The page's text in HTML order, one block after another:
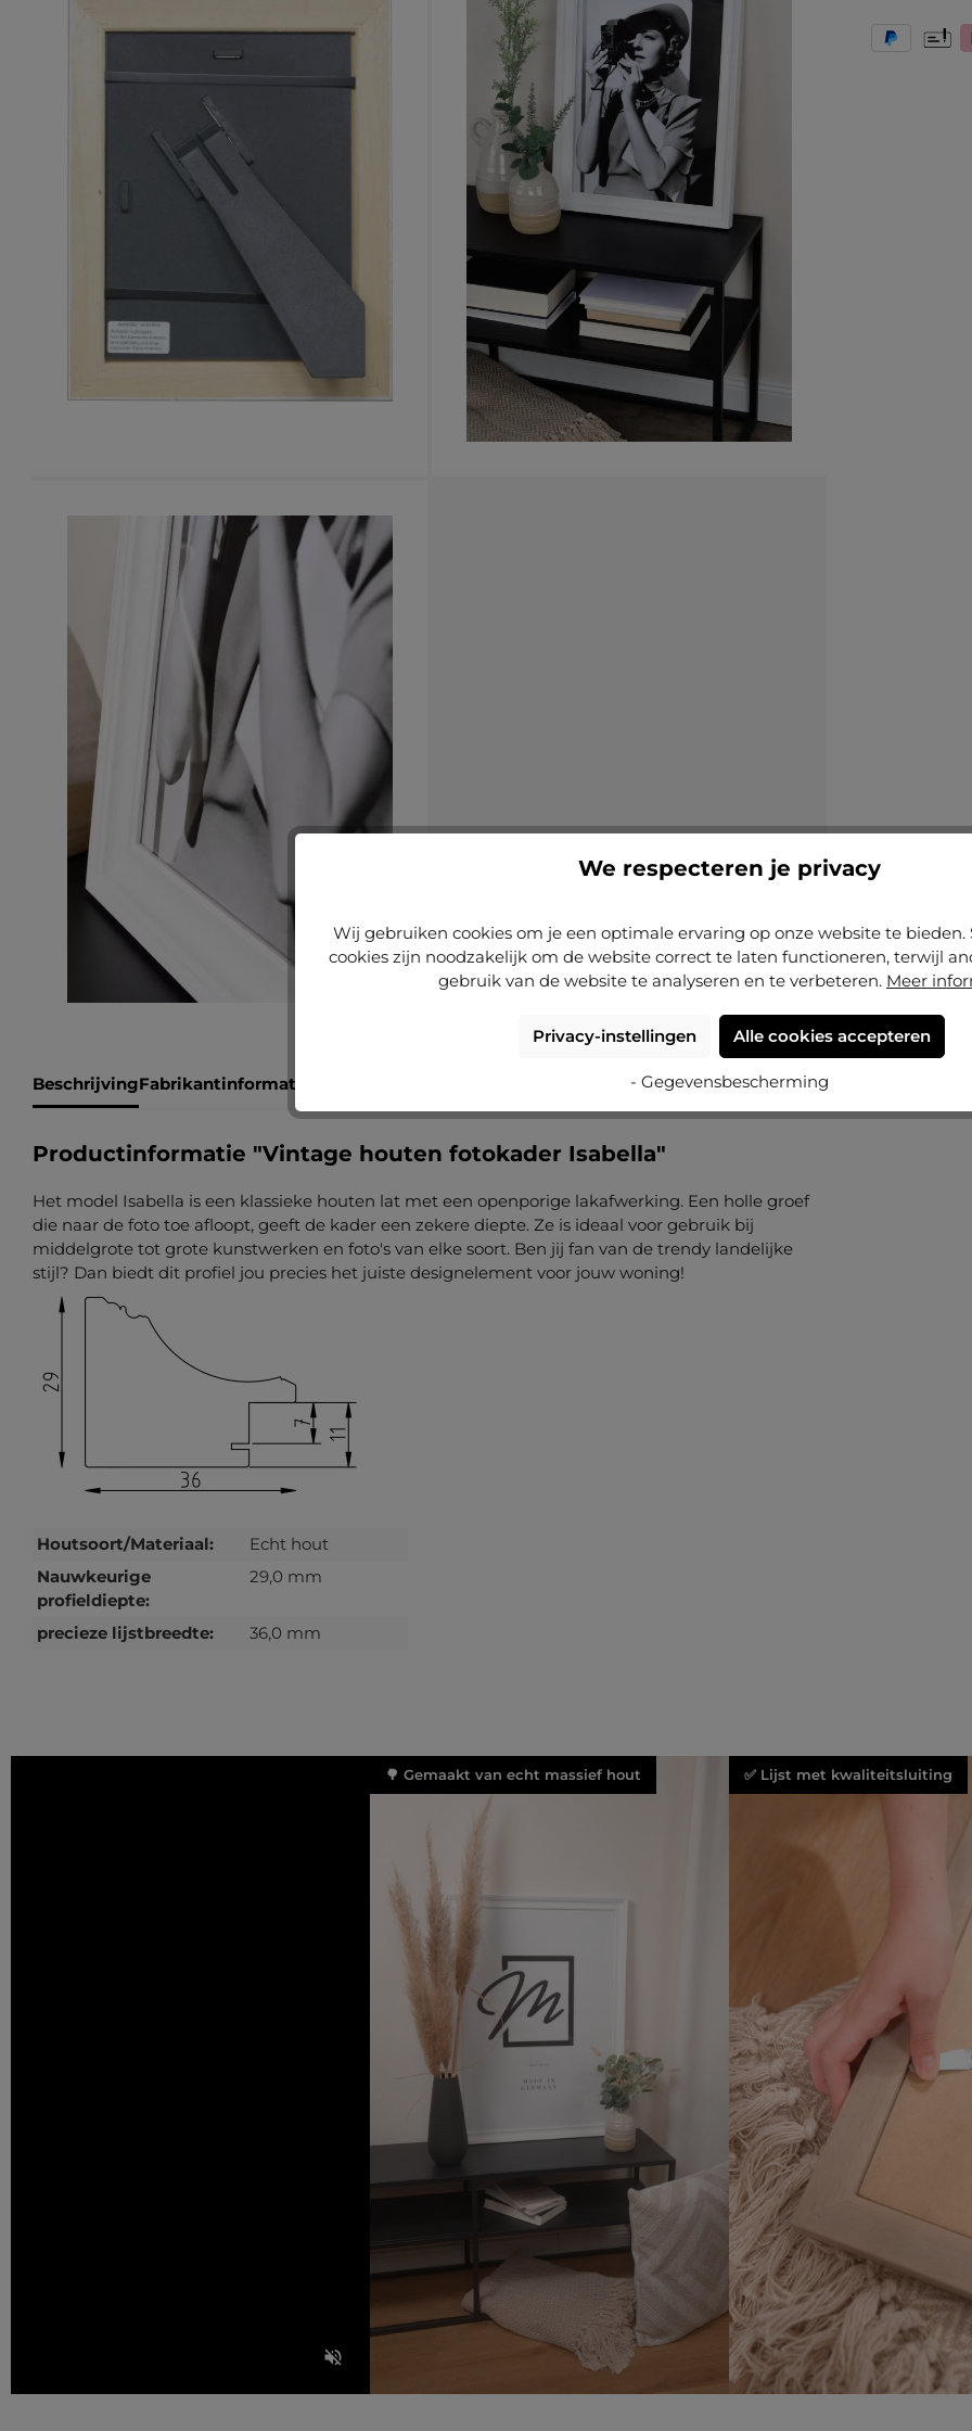
BeschrijvingFabrikantinformatie
Productinformatie "Vintage houten fotokader Isabella"
Het model Isabella is een klassieke houten lat met een openporige lakafwerking. Een holle groef
die naar de foto toe afloopt, geeft de kader een zekere diepte. Ze is ideaal voor gebruik bij
middelgrote tot grote kunstwerken en foto's van elke soort. Ben jij fan van de trendy landelijke
stijl? Dan biedt dit profiel jou precies het juiste designelement voor jouw woning!
Houtsoort/Materiaal:
Echt hout
Nauwkeurige
profieldiepte:
29,0 mm
precieze lijstbreedte: 36,0 mm
PayPal
🌳 Gemaakt van echt massief hout ✅ Lijst met kwaliteitsluiting
We respecteren je privacy
Wij gebruiken cookies om je een optimale ervaring op onze website te bieden.
cookies zijn noodzakelijk om de website correct te laten functioneren, terwijl
gebruik van de website te analyseren en te verbeteren. Meer
Privacy-instellingen Alle cookies accepteren
- Gegevensbescherming